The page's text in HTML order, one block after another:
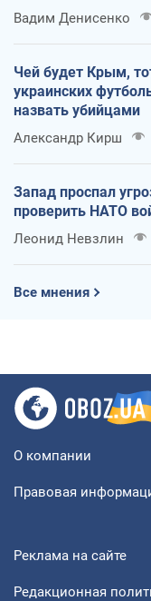
Вадим Денисенко
Чей будет Крым,
украинских
назвать убийцами
Александр Кирш
Запад проспал
проверить НАТО
Леонид Невзлин
Все мнения
О компании
Правовая
Реклама на сайте
Редакционная